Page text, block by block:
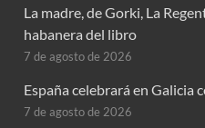
La madre, de Gorki, La
habanera del libro
7 de agosto de 2026
España celebrará en Galicia
7 de agosto de 2026